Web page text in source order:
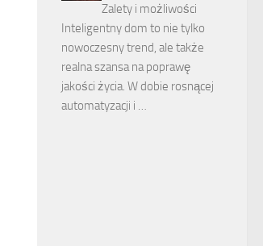
Zalety i możliwości
Inteligentny dom to nie tylko
nowoczesny trend, ale także
realna szansa na poprawę
jakości życia. W dobie rosnącej
automatyzacji i …